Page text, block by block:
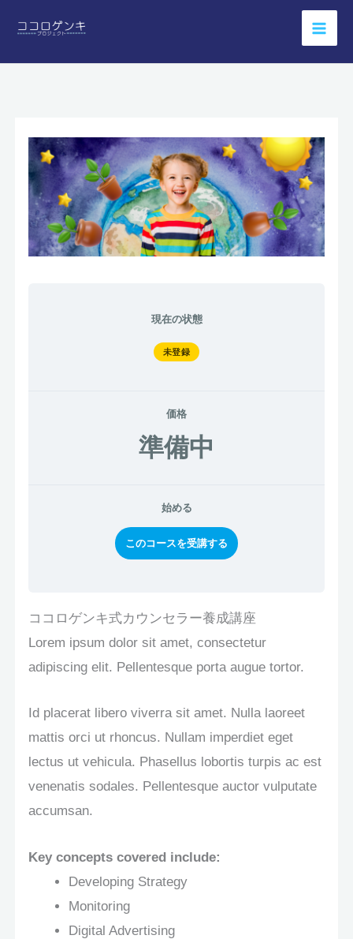
を
現在の状態
未登録
価格
準備中
始める
このコースを受講する
ココロゲンキ式カウンセラー養成講座
Lorem ipsum dolor sit amet, consectetur
adipiscing elit. Pellentesque porta augue tortor.
Id placerat libero viverra sit amet. Nulla laoreet
mattis orci ut rhoncus. Nullam imperdiet eget
lectus ut vehicula. Phasellus lobortis turpis ac est
venenatis sodales. Pellentesque auctor vulputate
accumsan.
Key concepts covered include:
Developing Strategy
Monitoring
Digital Advertising